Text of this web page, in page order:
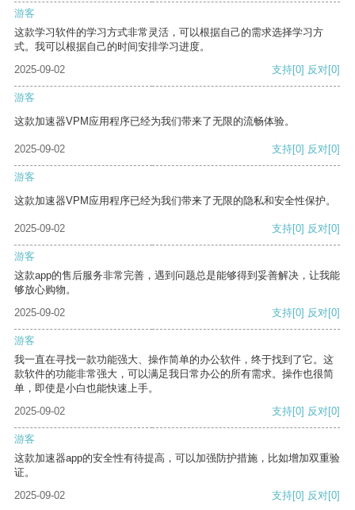
游客
这款学习软件的学习方式非常灵活，可以根据自己的需求选择学习方
式。我可以根据自己的时间安排学习进度。
2025-09-02
支持[0] 反对[0]
游客
这款加速器VPM应用程序已经为我们带来了无限的流畅体验。
2025-09-02 支持[0] 反对[0]
游客
这款加速器VPM应用程序已经为我们带来了无限的隐私和安全性保护。
2025-09-02 支持[0] 反对[0]
游客
这款app的售后服务非常完善，遇到问题总是能够得到妥善解决，让我能
够放心购物。
2025-09-02
支持[0] 反对[0]
游客
我一直在寻找一款功能强大、操作简单的办公软件，终于找到了它。这
款软件的功能非常强大，可以满足我日常办公的所有需求。操作也很简
单，即使是小白也能快速上手。
2025-09-02
支持[0] 反对[0]
游客
这款加速器app的安全性有待提高，可以加强防护措施，比如增加双重验
证。
2025-09-02
支持[0] 反对[0]